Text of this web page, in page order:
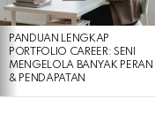
PANDUAN LENGKAP
PORTFOLIO CAREER: SENI
MENGELOLA BANYAK PERAN
& PENDAPATAN